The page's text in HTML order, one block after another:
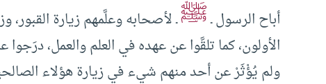
أباح الرسول ـﷺـ لأصحابه وعلَّمهم زيارة القبور،
الأولون، كما تلقَّوا عن عهده في العلم والعمل،
ولم يُؤْثَرْ عن أحد منهم شيء في زيارة هؤلاء